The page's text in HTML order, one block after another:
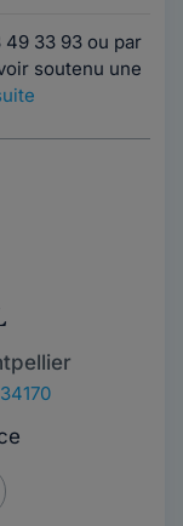
49 33 93 ou par
soutenu une